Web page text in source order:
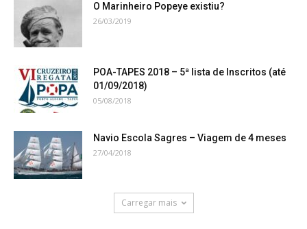
O Marinheiro Popeye existiu?
26/03/2019
POA-TAPES 2018 – 5ª lista de Inscritos (até
01/09/2018)
05/08/2018
Navio Escola Sagres – Viagem de 4 meses
27/04/2018
Carregar mais